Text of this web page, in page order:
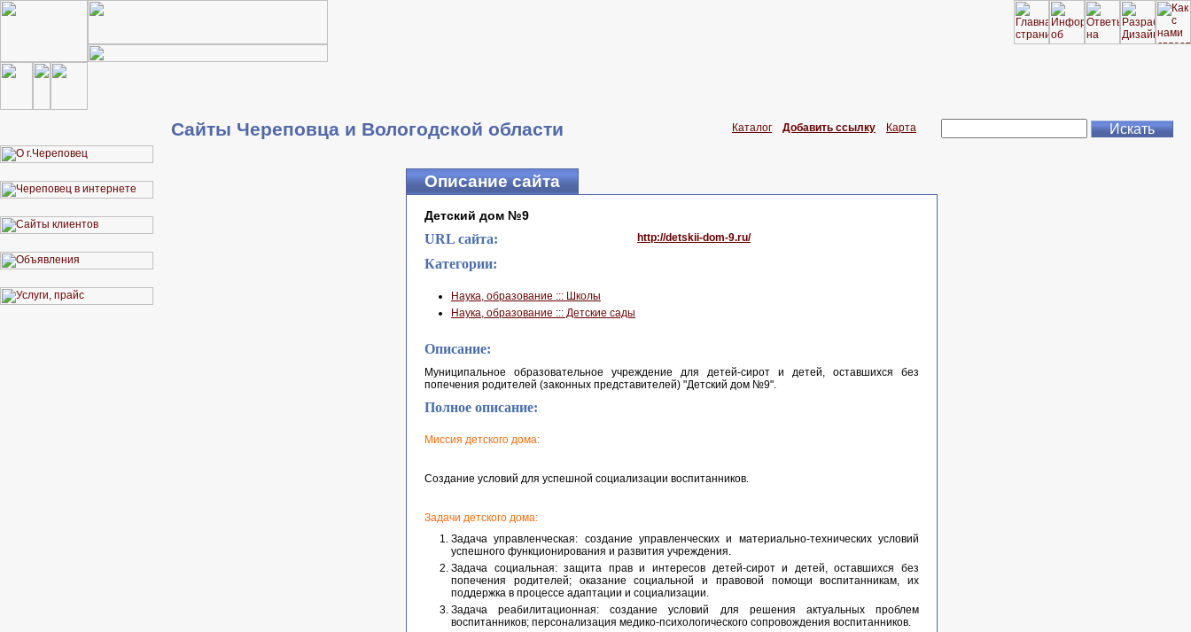
Сайты Череповца и Вологодской области Каталог Добавить ссылку Карта
Описание сайта
Детский дом №9
URL сайта: http://detskii-dom-9.ru/
Категории:
Наука, образование ::: Школы
Наука, образование ::: Детские сады
Описание:
Муниципальное образовательное учреждение для детей-сирот и детей, оставшихся без
попечения родителей (законных представителей) "Детский дом №9".
Полное описание:
Миссия детского дома:
Создание условий для успешной социализации воспитанников.
Задачи детского дома:
Задача управленческая: создание управленческих и материально-технических условий
успешного функционирования и развития учреждения.
Задача социальная: защита прав и интересов детей-сирот и детей, оставшихся без
попечения родителей; оказание социальной и правовой помощи воспитанникам, их
поддержка в процессе адаптации и социализации.
Задача реабилитационная: создание условий для решения актуальных проблем
воспитанников; персонализация медико-психологического сопровождения воспитанников.